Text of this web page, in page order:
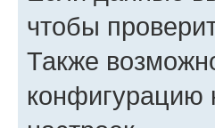
чтобы
Также
конфигурацию